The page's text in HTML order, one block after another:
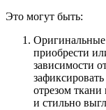
Это могут быть:
приобрести
зависимости
отрезом
и стильно